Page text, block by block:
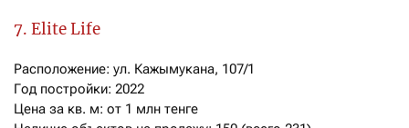
7. Elite Life
Расположение: ул. Кажымукана, 107/1
Год постройки: 2022
Цена за кв. м: от 1 млн тенге